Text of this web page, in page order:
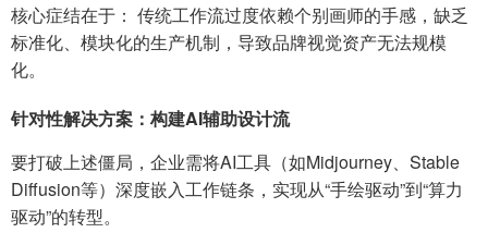
核心症结在于： 传统工作流过度依赖个别画师的手感，缺乏
标准化、模块化的生产机制，导致品牌视觉资产无法规模
化。
针对性解决方案：构建AI辅助设计流
要打破上述僵局，企业需将AI工具（如Midjourney、Stable
Diffusion等）深度嵌入工作链条，实现从“手绘驱动”到“算力
驱动”的转型。